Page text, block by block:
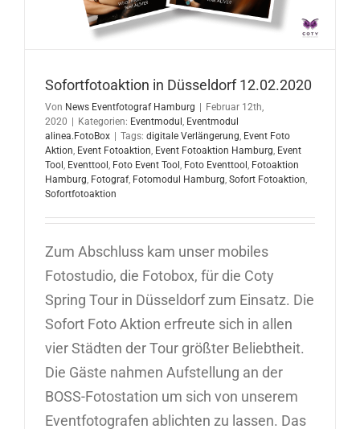
Sofortfotoaktion in Düsseldorf 12.02.2020
Von News Eventfotograf Hamburg
Februar 12th,
2020
Kategorien: Eventmodul , Eventmodul
alinea.FotoBox
Tags: digitale Verlängerung, Event Foto
Aktion, Event Fotoaktion, Event Fotoaktion Hamburg, Event
Tool , Eventtool , Foto Event Tool , Foto Eventtool , Fotoaktion
Hamburg, Fotograf, Fotomodul Hamburg, Sofort Fotoaktion,
Sofortfotoaktion
Zum Abschluss kam unser mobiles
Fotostudio, die Fotobox, für die Coty
Spring Tour in Düsseldorf zum Einsatz. Die
Sofort Foto Aktion erfreute sich in allen
vier Städten der Tour größter Beliebtheit.
Die Gäste nahmen Aufstellung an der
BOSS-Fotostation um sich von unserem
Eventfotografen ablichten zu lassen. Das